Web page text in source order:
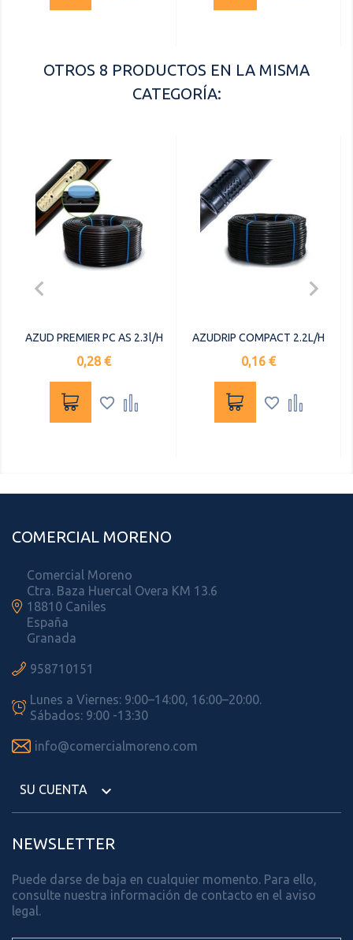
OTROS 8 PRODUCTOS EN LA MISMA
CATEGORÍA:

AZUD PREMIER PC AS 2.3l/h
Precio
0,28 €
 
AZUDRIP COMPACT 2.2L/H
Precio
0,16 €
 

COMERCIAL MORENO

Comercial Moreno
Ctra. Baza Huercal Overa KM 13.6
18810 Caniles
España
Granada
 958710151

Lunes a Viernes: 9:00–14:00, 16:00–20:00.
Sábados: 9:00 -13:30
 info@comercialmoreno.com
SU CUENTA 
NEWSLETTER
Puede darse de baja en cualquier momento. Para ello,
consulte nuestra información de contacto en el aviso
legal.